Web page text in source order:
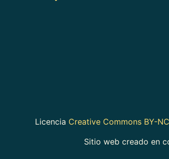
Licencia Creative Commons BY-
Sitio web creado en